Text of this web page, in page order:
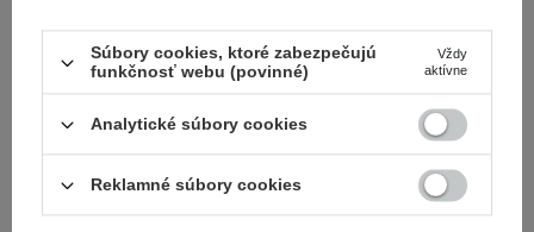
PRIDAŤ DO KOŠÍKA PRIDAŤ DO KOŠÍKA
Súbory cookies, ktoré zabezpečujú
funkčnosť webu (povinné)
Vždy
aktívne
Analytické súbory cookies
Reklamné súbory cookies